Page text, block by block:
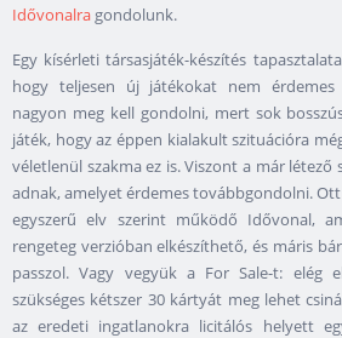
Idővonalra gondolunk.
Egy kísérleti társasjáték-készítés
hogy teljesen új játékokat nem érdemes
nagyon meg kell gondolni, mert sok
játék, hogy az éppen kialakult szituációra
véletlenül szakma ez is. Viszont a már
adnak, amelyet érdemes továbbgondolni.
egyszerű elv szerint működő Idővonal,
rengeteg verzióban elkészíthető, és máris
passzol. Vagy vegyük a For Sale-t: elég
szükséges kétszer 30 kártyát meg lehet
az eredeti ingatlanokra licitálós helyett